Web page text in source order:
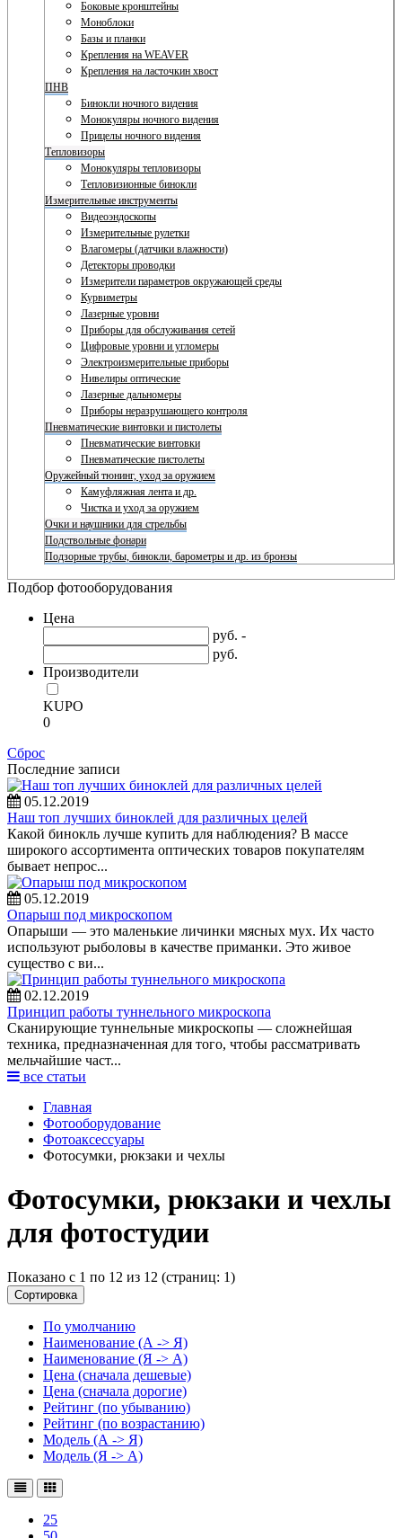
Боковые кронштейны
Моноблоки
Базы и планки
Крепления на WEAVER
Крепления на ласточкин хвост
ПНВ
Бинокли ночного видения
Монокуляры ночного видения
Прицелы ночного видения
Тепловизоры
Монокуляры тепловизоры
Тепловизионные бинокли
Измерительные инструменты
Видеоэндоскопы
Измерительные рулетки
Влагомеры (датчики влажности)
Детекторы проводки
Измерители параметров окружающей среды
Курвиметры
Лазерные уровни
Приборы для обслуживания сетей
Цифровые уровни и угломеры
Электроизмерительные приборы
Нивелиры оптические
Лазерные дальномеры
Приборы неразрушающего контроля
Пневматические винтовки и пистолеты
Пневматические винтовки
Пневматические пистолеты
Оружейный тюнинг, уход за оружием
Камуфляжная лента и др.
Чистка и уход за оружием
Очки и наушники для стрельбы
Подствольные фонари
Подзорные трубы, бинокли, барометры и др. из бронзы
Подбор фотооборудования
Цена
руб. -
руб.
Производители
KUPO
0
Сброс
Последние записи
05.12.2019
Наш топ лучших биноклей для различных целей
Какой бинокль лучше купить для наблюдения? В массе
широкого ассортимента оптических товаров покупателям
бывает непрос...
05.12.2019
Опарыш под микроскопом
Опарыши — это маленькие личинки мясных мух. Их часто
используют рыболовы в качестве приманки. Это живое
существо с ви...
02.12.2019
Принцип работы туннельного микроскопа
Сканирующие туннельные микроскопы — сложнейшая
техника, предназначенная для того, чтобы рассматривать
мельчайшие част...
все статьи
Главная
Фотооборудование
Фотоаксессуары
Фотосумки, рюкзаки и чехлы
Фотосумки, рюкзаки и чехлы
для фотостудии
Показано с 1 по 12 из 12 (страниц: 1)
Сортировка
По умолчанию
Наименование (А -> Я)
Наименование (Я -> А)
Цена (сначала дешевые)
Цена (сначала дорогие)
Рейтинг (по убыванию)
Рейтинг (по возрастанию)
Модель (А -> Я)
Модель (Я -> А)
25